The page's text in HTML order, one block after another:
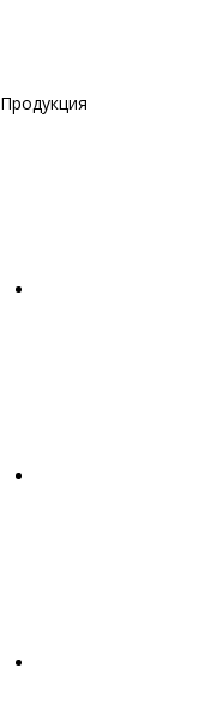
Продукция